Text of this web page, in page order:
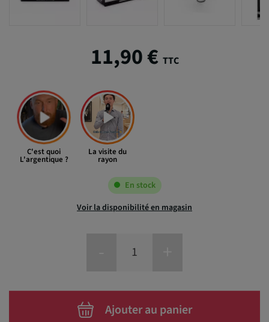
11,90 € TTC
C'est quoi
L'argentique ?
La visite du
rayon
En stock
Voir la disponibilité en magasin
Ajouter au panier